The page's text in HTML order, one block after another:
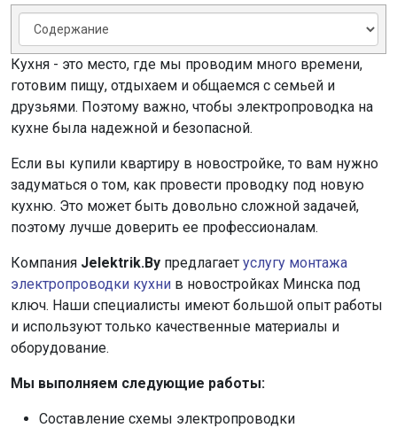
Кухня - это место, где мы проводим много времени,
готовим пищу, отдыхаем и общаемся с семьей и
друзьями. Поэтому важно, чтобы электропроводка на
кухне была надежной и безопасной.
Если вы купили квартиру в новостройке, то вам нужно
задуматься о том, как провести проводку под новую
кухню. Это может быть довольно сложной задачей,
поэтому лучше доверить ее профессионалам.
Компания Jelektrik.By предлагает услугу монтажа
электропроводки кухни в новостройках Минска под
ключ. Наши специалисты имеют большой опыт работы
и используют только качественные материалы и
оборудование.
Мы выполняем следующие работы:
Составление схемы электропроводки